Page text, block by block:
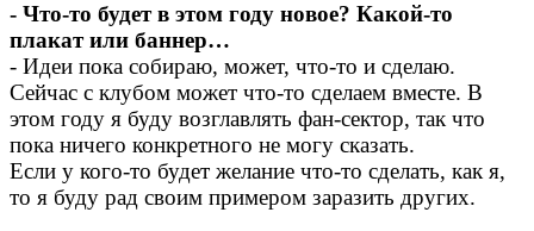
- Что-то будет в этом году новое? Какой-то
плакат или баннер…
- Идеи пока собираю, может, что-то и сделаю.
Сейчас с клубом может что-то сделаем вместе. В
этом году я буду возглавлять фан-сектор, так что
пока ничего конкретного не могу сказать.
Если у кого-то будет желание что-то сделать, как я,
то я буду рад своим примером заразить других.